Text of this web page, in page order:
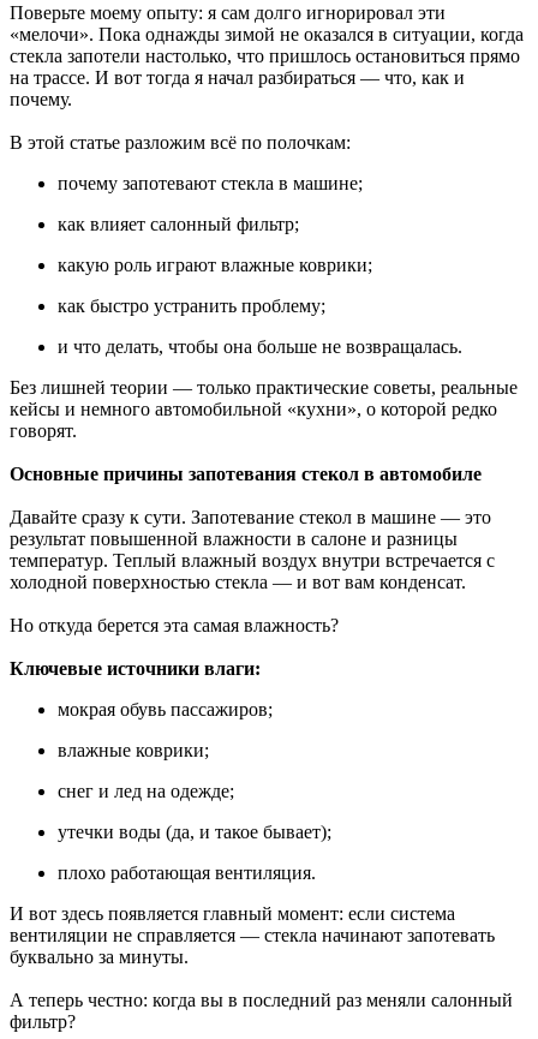
Поверьте моему опыту: я сам долго игнорировал эти
«мелочи». Пока однажды зимой не оказался в ситуации, когда
стекла запотели настолько, что пришлось остановиться прямо
на трассе. И вот тогда я начал разбираться — что, как и
почему.
В этой статье разложим всё по полочкам:
почему запотевают стекла в машине;
как влияет салонный фильтр;
какую роль играют влажные коврики;
как быстро устранить проблему;
и что делать, чтобы она больше не возвращалась.
Без лишней теории — только практические советы, реальные
кейсы и немного автомобильной «кухни», о которой редко
говорят.
Основные причины запотевания стекол в автомобиле
Давайте сразу к сути. Запотевание стекол в машине — это
результат повышенной влажности в салоне и разницы
температур. Теплый влажный воздух внутри встречается с
холодной поверхностью стекла — и вот вам конденсат.
Но откуда берется эта самая влажность?
Ключевые источники влаги:
мокрая обувь пассажиров;
влажные коврики;
снег и лед на одежде;
утечки воды (да, и такое бывает);
плохо работающая вентиляция.
И вот здесь появляется главный момент: если система
вентиляции не справляется — стекла начинают запотевать
буквально за минуты.
А теперь честно: когда вы в последний раз меняли салонный
фильтр?